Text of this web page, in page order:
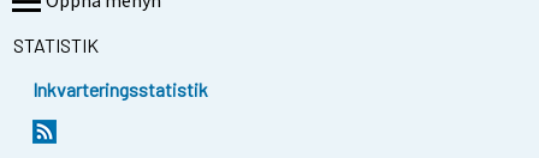
STATISTIK
Inkvarteringsstatistik